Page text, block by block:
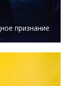
признание